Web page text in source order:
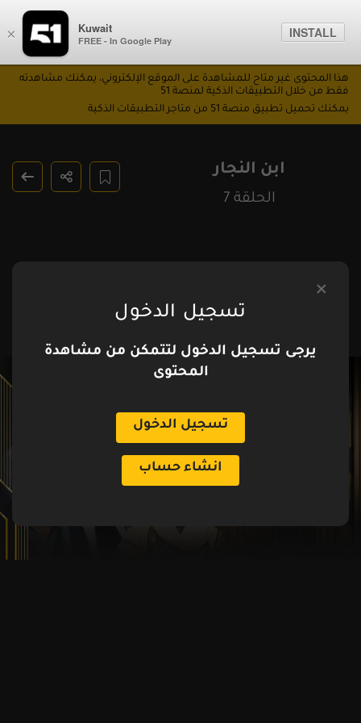
× Kuwait
FREE - In Google Play
INSTALL
ابن النجار
الحلقة 7
هذا المحتوى غير متاح للمشاهدة على الموقع الإلكتروني، يمكنك مشاهدته
فقط من خلال التطبيقات الذكية لمنصة 51
يمكنك تحميل تطبيق منصة 51 من متاجر التطبيقات الذكية
تسجيل الدخول
يرجى تسجيل الدخول لتتمكن من مشاهدة
المحتوى
تسجيل الدخول
انشاء حساب